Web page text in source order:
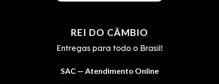
REI DO CÂMBIO
Entregas para todo o Brasil!
SAC — Atendimento Online